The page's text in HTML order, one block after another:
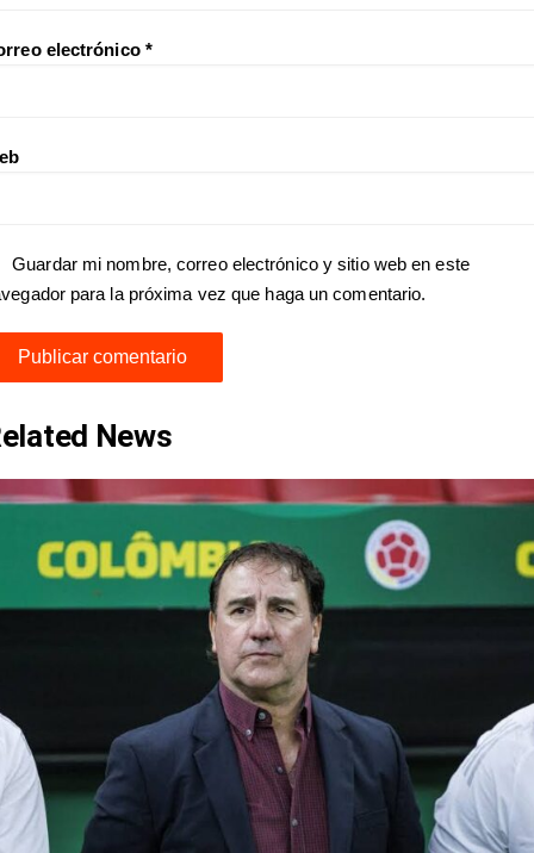
electrónico *
Guardar mi nombre, correo electrónico y sitio web en este
para la próxima vez que haga un comentario.
News